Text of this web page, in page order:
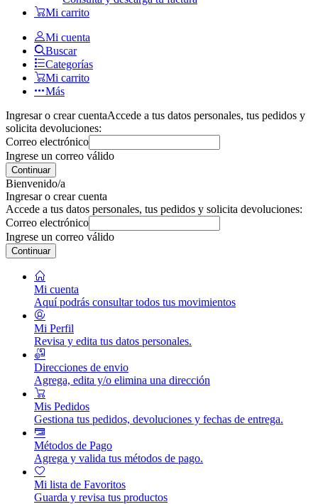
Mi carrito
Mi cuenta
Buscar
Categorías
Mi carrito
Más
Ingresar o crear cuentaAccede a tus datos personales, tus pedidos y
solicita devoluciones:
Correo electrónico
Ingrese un correo válido
Continuar
Bienvenido/a
Ingresar o crear cuenta
Accede a tus datos personales, tus pedidos y solicita devoluciones:
Correo electrónico
Ingrese un correo válido
Continuar
Mi cuenta
Aquí podrás consultar todos tus movimientos
Mi Perfil
Revisa y edita tus datos personales.
Direcciones de envio
Agrega, edita y/o elimina una dirección
Mis Pedidos
Gestiona tus pedidos, devoluciones y fechas de entrega.
Métodos de Pago
Agrega y valida tus métodos de pago.
Mi lista de Favoritos
Guarda y revisa tus productos